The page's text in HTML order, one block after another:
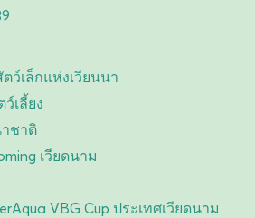
ว์เล็กแห่งเวียนนา
เลี้ยง
ชาติ
เวียดนาม
VBG Cup ประเทศเวียดนาม